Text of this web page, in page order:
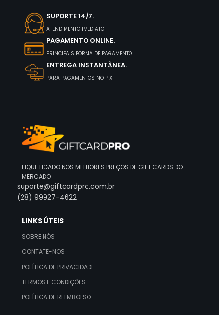
SUPORTE 14/7.
ATENDIMENTO IMEDIATO
PAGAMENTO ONLINE.
PRINCIPAIS FORMA DE PAGAMENTO
ENTREGA INSTANTÂNEA.
PARA PAGAMENTOS NO PIX
FIQUE LIGADO NOS MELHORES PREÇOS DE GIFT CARDS DO
MERCADO
suporte@giftcardpro.com.br
(28) 99927-4622
LINKS ÚTEIS
SOBRE NÓS
CONTATE-NOS
POLÍTICA DE PRIVACIDADE
TERMOS E CONDIÇÕES
POLÍTICA DE REEMBOLSO